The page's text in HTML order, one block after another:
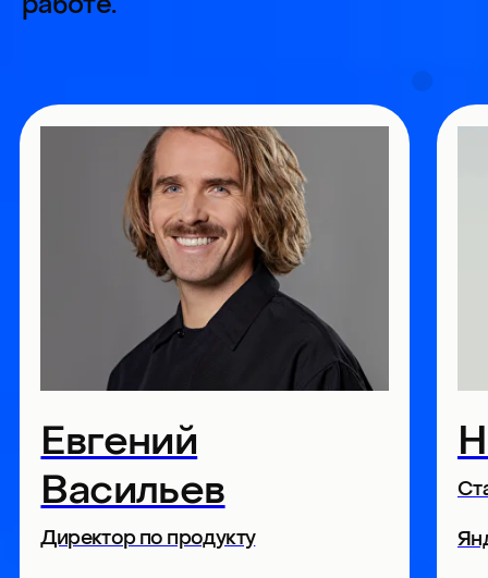
работает, где не работает,